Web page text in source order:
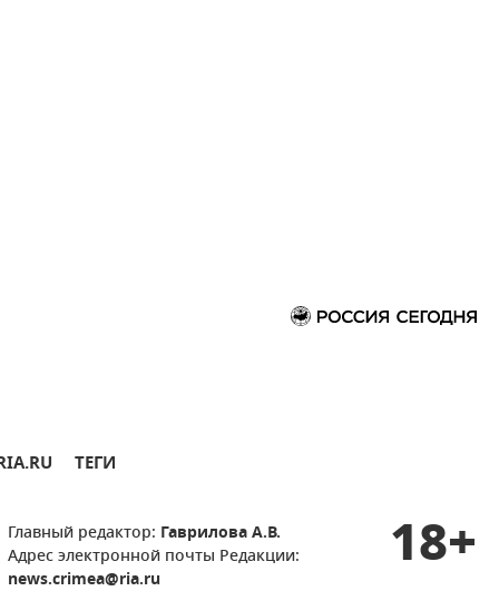
ТЕГИ
Главный редактор: Гаврилова А.В.
Адрес электронной почты Редакции:
news.crimea@ria.ru
18+